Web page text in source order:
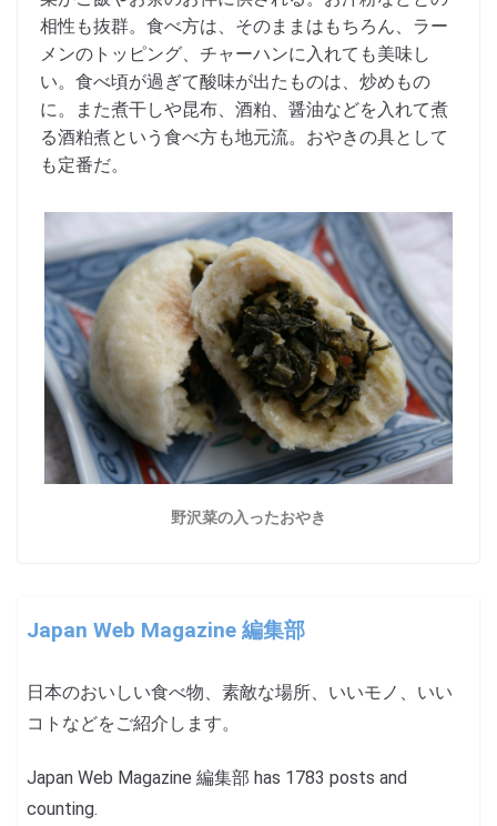
相性も抜群。食べ方は、そのままはもちろん、ラー
メンのトッピング、チャーハンに入れても美味し
い。食べ頃が過ぎて酸味が出たものは、炒めもの
に。また煮干しや昆布、酒粕、醤油などを入れて煮
る酒粕煮という食べ方も地元流。おやきの具として
も定番だ。
野沢菜の入ったおやき
Japan Web Magazine 編集部
日本のおいしい食べ物、素敵な場所、いいモノ、いい
コトなどをご紹介します。
Japan Web Magazine 編集部 has 1783 posts and
counting.